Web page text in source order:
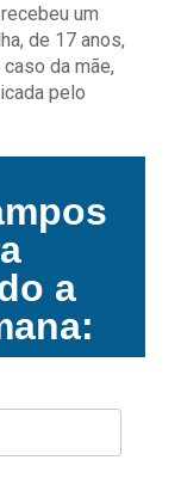
um
de 17 anos,
da mãe,
pelo
a